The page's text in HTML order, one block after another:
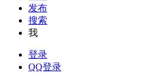
发布
搜索
我
登录
QQ登录